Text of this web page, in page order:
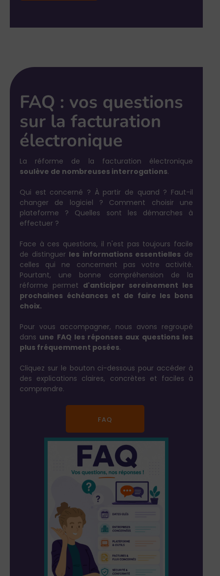
FAQ : vos questions
sur la facturation
électronique
La réforme de la facturation électronique
soulève de nombreuses interrogations.
Qui est concerné ? À partir de quand ? Faut-il
changer de logiciel ? Comment choisir une
plateforme ? Quelles sont les démarches à
effectuer ?
Face à ces questions, il n'est pas toujours facile
de distinguer les informations essentielles de
celles qui ne concernent pas votre activité.
Pourtant, une bonne compréhension de la
réforme permet d'anticiper sereinement les
prochaines échéances et de faire les bons
choix.
Pour vous accompagner, nous avons regroupé
dans une FAQ les réponses aux questions les
plus fréquemment posées.
Cliquez sur le bouton ci-dessous pour accéder à
des explications claires, concrètes et faciles à
comprendre.
FAQ